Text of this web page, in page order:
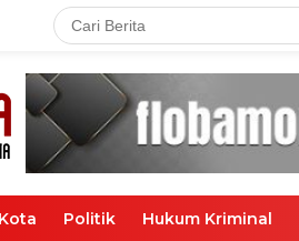
Politik Hukum Kriminal